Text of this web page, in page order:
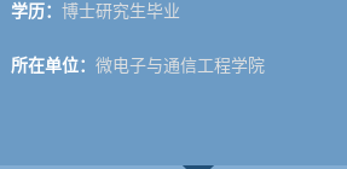
学历： 博士研究生毕业
所在单位： 微电子与通信工程学院